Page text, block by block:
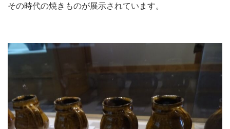
その時代の焼きものが展示されています。